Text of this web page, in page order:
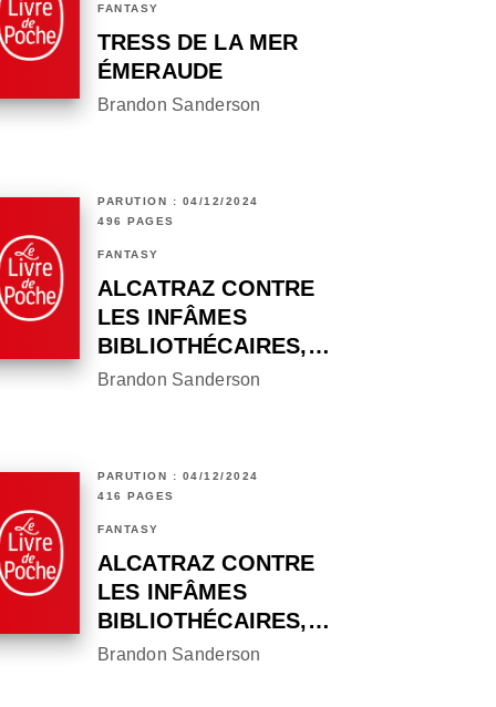
FANTASY
TRESS DE LA MER
ÉMERAUDE
Brandon Sanderson
PARUTION : 04/12/2024
496 PAGES
FANTASY
ALCATRAZ CONTRE
LES INFÂMES
BIBLIOTHÉCAIRES,…
Brandon Sanderson
PARUTION : 04/12/2024
416 PAGES
FANTASY
ALCATRAZ CONTRE
LES INFÂMES
BIBLIOTHÉCAIRES,…
Brandon Sanderson